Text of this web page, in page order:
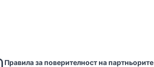
Правила за поверителност на партньорите